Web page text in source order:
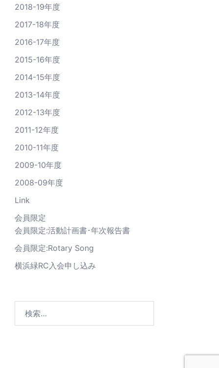
2018-19年度
2017-18年度
2016-17年度
2015-16年度
2014-15年度
2013-14年度
2012-13年度
2011-12年度
2010-11年度
2009-10年度
2008-09年度
Link
会員限定
会員限定:活動計画書･年次報告書
会員限定:Rotary Song
横浜緑RC入会申し込み